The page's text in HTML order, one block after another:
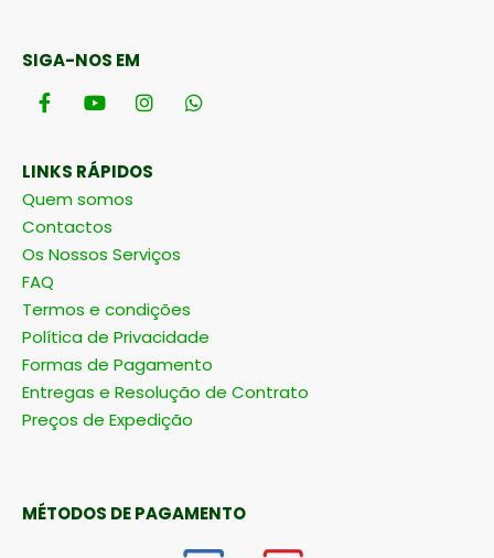
SIGA-NOS EM
LINKS RÁPIDOS
Quem somos
Contactos
Os Nossos Serviços
FAQ
Termos e condições
Política de Privacidade
Formas de Pagamento
Entregas e Resolução de Contrato
Preços de Expedição
MÉTODOS DE PAGAMENTO